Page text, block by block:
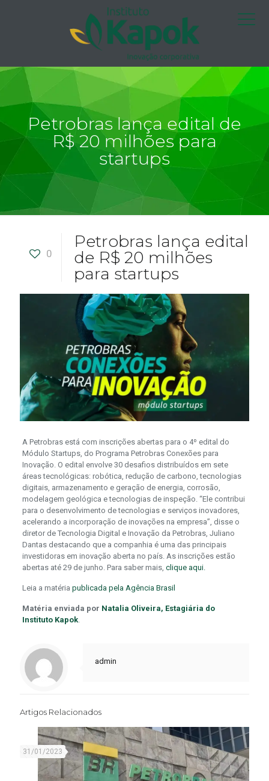
Petrobras lança edital de
R$ 20 milhões para
startups
0
Petrobras lança edital
de R$ 20 milhões
para startups
A Petrobras está com inscrições abertas para o 4º edital do
Módulo Startups, do Programa Petrobras Conexões para
Inovação. O edital envolve 30 desafios distribuídos em sete
áreas tecnológicas: robótica, redução de carbono, tecnologias
digitais, armazenamento e geração de energia, corrosão,
modelagem geológica e tecnologias de inspeção. “Ele contribui
para o desenvolvimento de tecnologias e serviços inovadores,
acelerando a incorporação de inovações na empresa”, disse o
diretor de Tecnologia Digital e Inovação da Petrobras, Juliano
Dantas destacando que a companhia é uma das principais
investidoras em inovação aberta no país. As inscrições estão
abertas até 29 de junho. Para saber mais, clique aqui.
Leia a matéria publicada pela Agência Brasil
Matéria enviada por Natalia Oliveira, Estagiária do
Instituto Kapok.
admin
Artigos Relacionados
31/01/2023